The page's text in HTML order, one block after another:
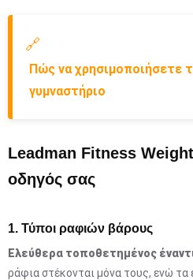
🔗
Πώς να χρησιμοποιήσετε
γυμναστήριο
Leadman Fitness
οδηγός σας
1. Τύποι ραφιών βάρους
Ελεύθερα τοποθετημένος
ράφια στέκονται μόνα τους, ενώ τα